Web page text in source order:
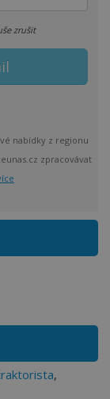
zrušit
nabídky z regionu
zpracovávat
,